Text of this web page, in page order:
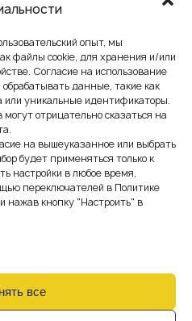
опыт, мы
файлы cookie, для хранения и/или
Согласие на использование
данные, такие как
или уникальные идентификаторы.
отрицательно сказаться на
на вышеуказанное или выбрать
будет применяться только к
настройки в любое время,
переключателей в Политике
нажав кнопку "Настроить" в
все
ЕС для
MiCA
выбор страны
решением.
к надзору;
компании;
MiCA с различной степенью
значение.